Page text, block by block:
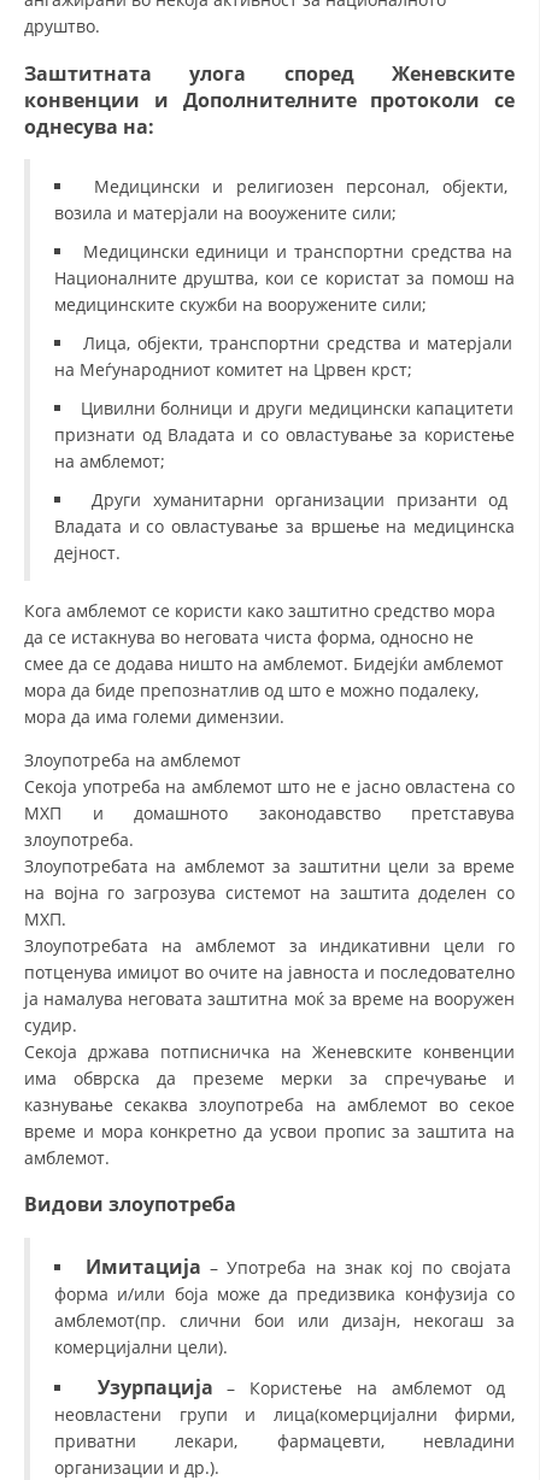
друштво.
Заштитната улога според Женевските
конвенции и Дополнителните протоколи се
однесува на:
Медицински и религиозен персонал, објекти,
возила и матерјали на вооужените сили;
Медицински единици и транспортни средства на
Националните друштва, кои се користат за помош на
медицинските скужби на вооружените сили;
Лица, објекти, транспортни средства и матерјали
на Меѓународниот комитет на Црвен крст;
Цивилни болници и други медицински капацитети
признати од Владата и со овластување за користење
на амблемот;
Други хуманитарни организации призанти од
Владата и со овластување за вршење на медицинска
дејност.
Кога амблемот се користи како заштитно средство мора
да се истакнува во неговата чиста форма, односно не
смее да се додава ништо на амблемот. Бидејќи амблемот
мора да биде препознатлив од што е можно подалеку,
мора да има големи димензии.
Злоупотреба на амблемот
Секоја употреба на амблемот што не е јасно овластена со
МХП и домашното законодавство претставува
злоупотреба.
Злоупотребата на амблемот за заштитни цели за време
на војна го загрозува системот на заштита доделен со
МХП.
Злоупотребата на амблемот за индикативни цели го
потценува имиџот во очите на јавноста и последователно
ја намалува неговата заштитна моќ за време на вооружен
судир.
Секоја држава потписничка на Женевските конвенции
има обврска да преземе мерки за спречување и
казнување секаква злоупотреба на амблемот во секое
време и мора конкретно да усвои пропис за заштита на
амблемот.
Видови злоупотреба
Имитација – Употреба на знак кој по својата
форма и/или боја може да предизвика конфузија со
амблемот(пр. слични бои или дизајн, некогаш за
комерцијални цели).
Узурпација – Користење на амблемот од
неовластени групи и лица(комерцијални фирми,
приватни лекари, фармацевти, невладини
организации и др.).